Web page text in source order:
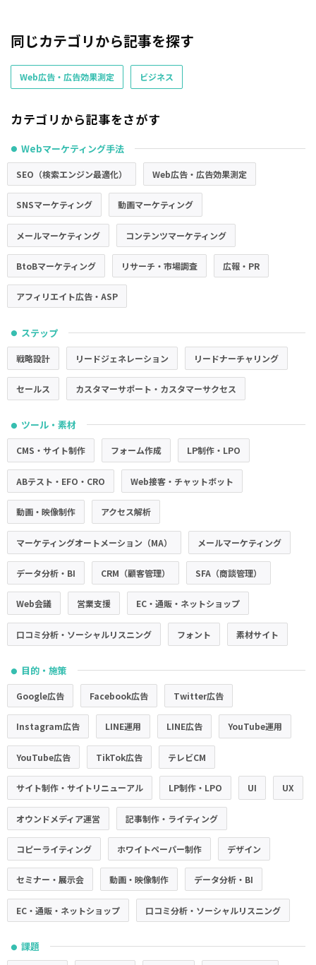
同じカテゴリから記事を探す
Web広告・広告効果測定 ビジネス
カテゴリから記事をさがす
● Webマーケティング手法
SEO（検索エンジン最適化） Web広告・広告効果測定
SNSマーケティング 動画マーケティング
メールマーケティング コンテンツマーケティング
BtoBマーケティング リサーチ・市場調査 広報・PR
アフィリエイト広告・ASP
● ステップ
戦略設計 リードジェネレーション リードナーチャリング
セールス カスタマーサポート・カスタマーサクセス
● ツール・素材
CMS・サイト制作 フォーム作成 LP制作・LPO
ABテスト・EFO・CRO Web接客・チャットボット
動画・映像制作 アクセス解析
マーケティングオートメーション（MA） メールマーケティング
データ分析・BI CRM（顧客管理） SFA（商談管理）
Web会議 営業支援 EC・通販・ネットショップ
口コミ分析・ソーシャルリスニング フォント 素材サイト
● 目的・施策
Google広告 Facebook広告 Twitter広告
Instagram広告 LINE運用 LINE広告 YouTube運用
YouTube広告 TikTok広告 テレビCM
サイト制作・サイトリニューアル LP制作・LPO UI UX
オウンドメディア運営 記事制作・ライティング
コピーライティング ホワイトペーパー制作 デザイン
セミナー・展示会 動画・映像制作 データ分析・BI
EC・通販・ネットショップ 口コミ分析・ソーシャルリスニング
● 課題